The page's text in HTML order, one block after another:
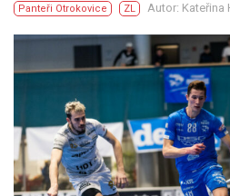
Panteři Otrokovice
ZL Autor: Kateřina